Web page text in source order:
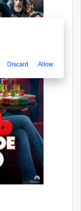
Discard Allow